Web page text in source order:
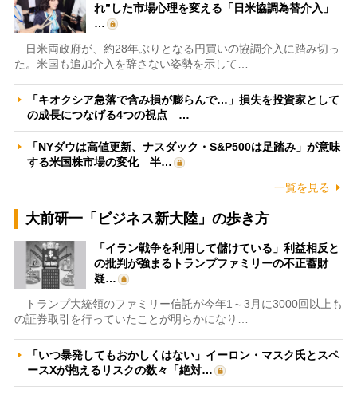
れ”した市場心理を変える「日米協調為替介入」
…
日米両政府が、約28年ぶりとなる円買いの協調介入に踏み切っ
た。米国も追加介入を辞さない姿勢を示して…
「キオクシア急落で含み損が膨らんで…」損失を投資家として
の成長につなげる4つの視点 …
「NYダウは高値更新、ナスダック・S&P500は足踏み」が意味
する米国株市場の変化 半…
一覧を見る
大前研一「ビジネス新大陸」の歩き方
「イラン戦争を利用して儲けている」利益相反と
の批判が強まるトランプファミリーの不正蓄財
疑…
トランプ大統領のファミリー信託が今年1～3月に3000回以上も
の証券取引を行っていたことが明らかになり…
「いつ暴発してもおかしくはない」イーロン・マスク氏とスペ
ースXが抱えるリスクの数々「絶対…